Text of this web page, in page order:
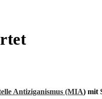
Antiziganismus (MIA) mit